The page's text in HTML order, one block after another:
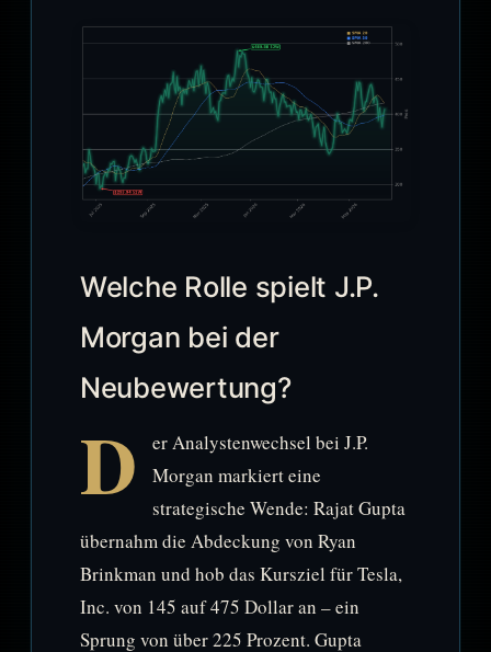
Welche Rolle spielt J.P.
Morgan bei der
Neubewertung?
D
er Analystenwechsel bei J.P.
Morgan markiert eine
strategische Wende: Rajat Gupta
übernahm die Abdeckung von Ryan
Brinkman und hob das Kursziel für Tesla,
Inc. von 145 auf 475 Dollar an – ein
Sprung von über 225 Prozent. Gupta